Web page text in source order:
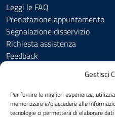
Gestisci
Per fornire le migliori esperienze,
memorizzare e/o accedere alle
tecnologie ci permetterà di elaborare
Leggi le FAQ
Prenotazione appuntamento
Segnalazione disservizio
Richiesta assistenza
Feedback
Informativa privacy
Cookie Policy (UE)